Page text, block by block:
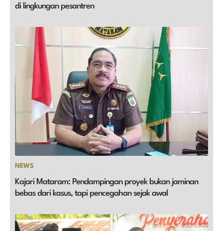
di lingkungan pesantren
NEWS
Kajari Mataram: Pendampingan proyek bukan jaminan
bebas dari kasus, tapi pencegahan sejak awal